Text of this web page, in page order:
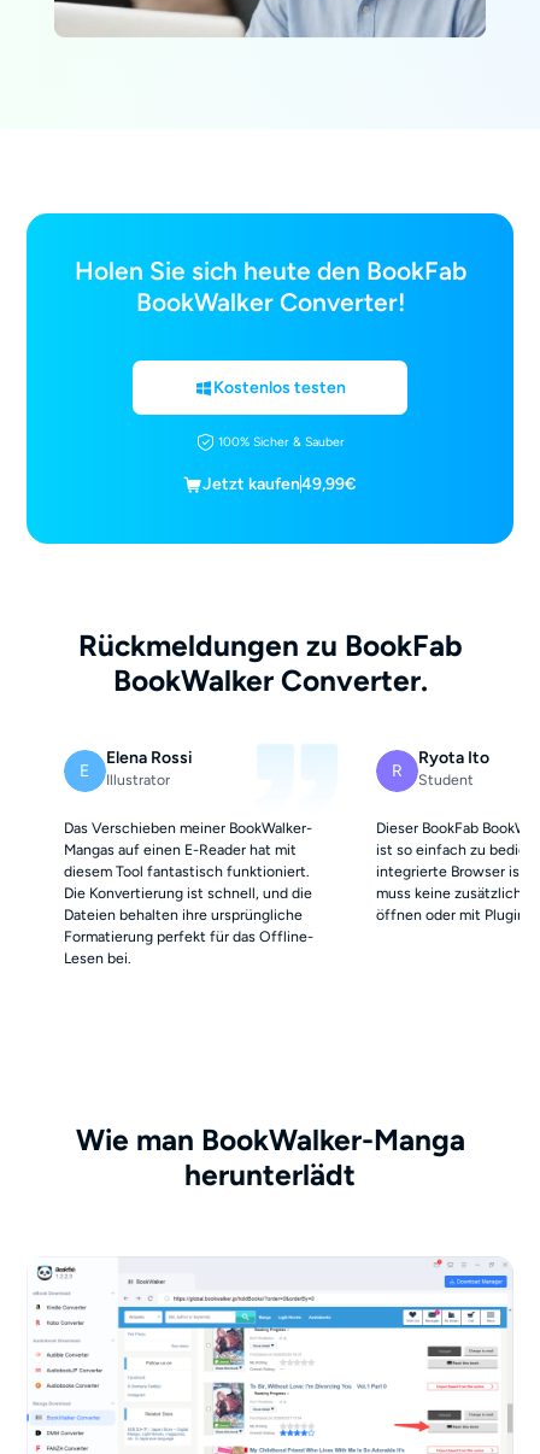
Holen Sie sich heute den BookFab
BookWalker Converter!
Kostenlos testen
100% Sicher & Sauber
Jetzt kaufen49,99€
Rückmeldungen zu BookFab
BookWalker Converter.
E
Elena Rossi
Illustrator
Das Verschieben meiner BookWalker-
Mangas auf einen E-Reader hat mit
diesem Tool fantastisch funktioniert.
Die Konvertierung ist schnell, und die
Dateien behalten ihre ursprüngliche
Formatierung perfekt für das Offline-
Lesen bei.
R
Ryota Ito
Student
Dieser BookFab
ist so einfach zu
integrierte Browser ist
muss keine
öffnen oder mit Plugins
Wie man BookWalker-Manga
herunterlädt